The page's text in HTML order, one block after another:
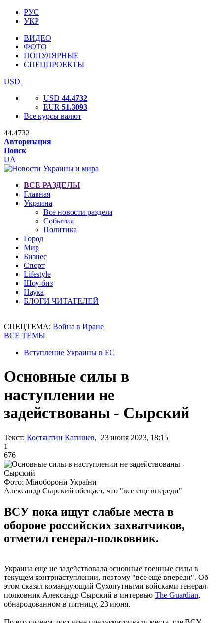
РУС
УКР
ВИДЕО
ФОТО
ПОПУЛЯРНЫЕ
СПЕЦПРОЕКТЫ
USD
USD 44.4732
EUR 51.3093
Все курсы валют
44.4732
Авторизация
Поиск
UA
ВСЕ РАЗДЕЛЫ
Главная
Украина
Все новости раздела
События
Политика
Город
Мир
Бизнес
Спорт
Lifestyle
Шоу-биз
Наука
БЛОГИ ЧИТАТЕЛЕЙ
СПЕЦТЕМА: Война в Иране
ВСЕ ТЕМЫ
Вступление Украины в ЕС
Основные силы в
наступлении не
задействованы - Сырский
Текст: Костянтин Катишев, 23 июня 2023, 18:15
1
676
Фото: Міноборони України
Александр Сырский обещает, что "все еще впереди"
ВСУ пока ищут слабые места в
обороне российских захватчиков,
отметил генерал-полковник.
Украина еще не задействовала основные военные силы в
текущем контрнаступлении, поэтому "все еще впереди". Об
этом сказал командующий Сухопутными войсками генерал-
полковник Александр Сырский в интервью Тhe Guardian,
обнародованном в пятницу, 23 июня.